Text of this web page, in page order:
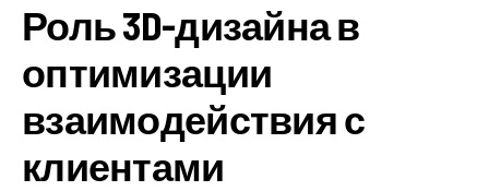
Роль 3D-дизайна в
оптимизации
взаимодействия с
клиентами